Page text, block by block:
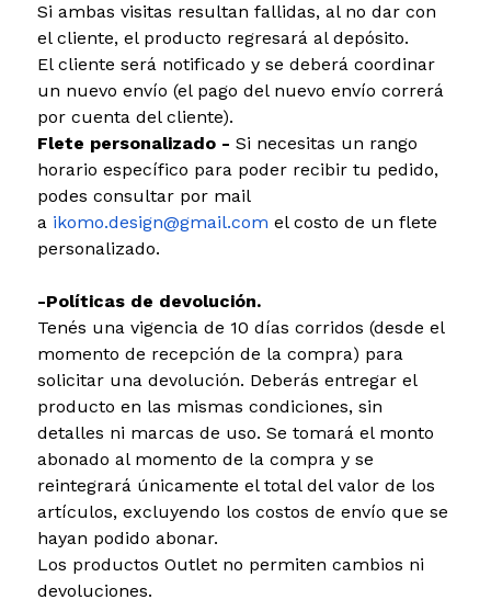
Si ambas visitas resultan fallidas, al no dar con
el cliente, el producto regresará al depósito.
El cliente será notificado y se deberá coordinar
un nuevo envío (el pago del nuevo envío correrá
por cuenta del cliente).
Flete personalizado - Si necesitas un rango
horario específico para poder recibir tu pedido,
podes consultar por mail
a ikomo.design@gmail.com el costo de un flete
personalizado.
-Políticas de devolución.
Tenés una vigencia de 10 días corridos (desde el
momento de recepción de la compra) para
solicitar una devolución. Deberás entregar el
producto en las mismas condiciones, sin
detalles ni marcas de uso. Se tomará el monto
abonado al momento de la compra y se
reintegrará únicamente el total del valor de los
artículos, excluyendo los costos de envío que se
hayan podido abonar.
Los productos Outlet no permiten cambios ni
devoluciones.